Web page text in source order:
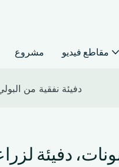
مشروع مقاطع فيديو
دفيئة نفقية من
دفيئة